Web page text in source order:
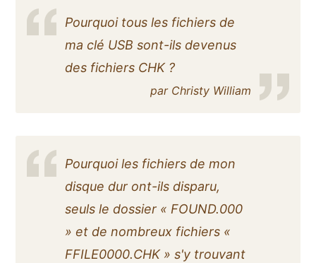
Pourquoi tous les fichiers de
ma clé USB sont-ils devenus
des fichiers CHK ?
par Christy William
Pourquoi les fichiers de mon
disque dur ont-ils disparu,
seuls le dossier « FOUND.000
» et de nombreux fichiers «
FFILE0000.CHK » s'y trouvant